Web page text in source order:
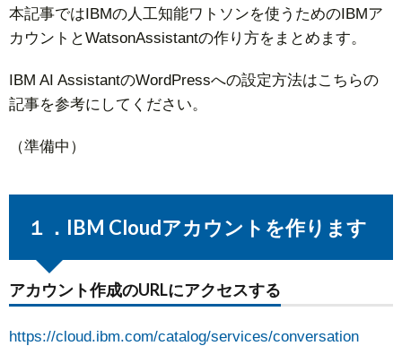
本記事ではIBMの人工知能ワトソンを使うためのIBMア
カウントとWatsonAssistantの作り方をまとめます。
IBM AI AssistantのWordPressへの設定方法はこちらの
記事を参考にしてください。
（準備中）
１．IBM Cloudアカウントを作ります
アカウント作成のURLにアクセスする
https://cloud.ibm.com/catalog/services/conversation